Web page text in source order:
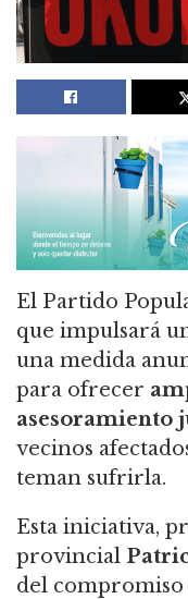
El Partido
que impulsará
una medida
para ofrecer
asesoramiento
vecinos
teman sufrirla.
Esta iniciativa,
provincial
del compromiso